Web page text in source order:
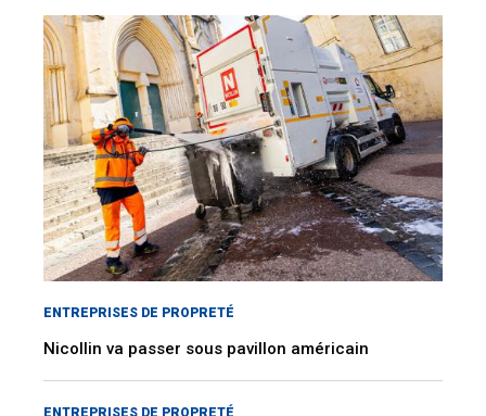
ENTREPRISES DE PROPRETÉ
Nicollin va passer sous pavillon américain
ENTREPRISES DE PROPRETÉ